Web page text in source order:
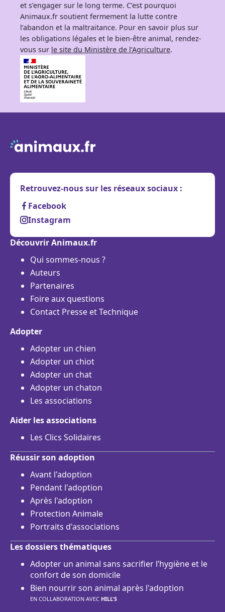
et s’engager sur le long terme. C’est pourquoi
Animaux.fr soutient fermement la lutte contre
l’abandon et la maltraitance. Pour en savoir plus sur
les obligations légales et le bien-être animal, rendez-
vous sur le site du Ministère de l’Agriculture.
Retrouvez-nous sur les réseaux sociaux :
Facebook
Instagram
Découvrir Animaux.fr
Qui sommes-nous ?
Auteurs
Partenaires
Foire aux questions
Contact Presse et Technique
Adopter
Adopter un chien
Adopter un chiot
Adopter un chat
Adopter un chaton
Les associations
Aider les associations
Les Clics Solidaires
Réussir son adoption
Avant l'adoption
Pendant l'adoption
Après l'adoption
Protection Animale
Portraits d'associations
Les dossiers thématiques
Adopter un animal sans sacrifier l’hygiène et le
confort de son domicile
Bien nourrir son animal après l'adoption
EN COLLABORATION AVEC HILL'S